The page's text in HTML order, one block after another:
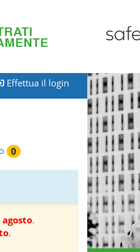
Effettua il login
0
.
.